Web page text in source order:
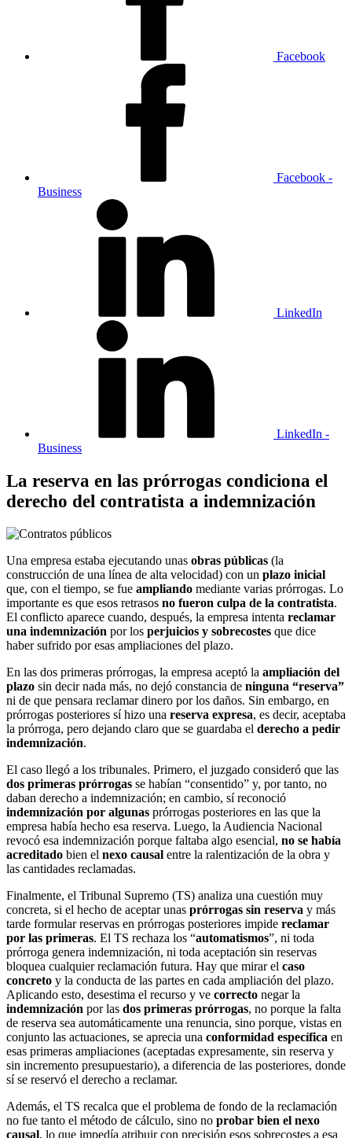
Facebook
Facebook -
Business
LinkedIn
LinkedIn -
Business
La reserva en las prórrogas condiciona el
derecho del contratista a indemnización
Una empresa estaba ejecutando unas obras públicas (la
construcción de una línea de alta velocidad) con un plazo inicial
que, con el tiempo, se fue ampliando mediante varias prórrogas. Lo
importante es que esos retrasos no fueron culpa de la contratista.
El conflicto aparece cuando, después, la empresa intenta reclamar
una indemnización por los perjuicios y sobrecostes que dice
haber sufrido por esas ampliaciones del plazo.
En las dos primeras prórrogas, la empresa aceptó la ampliación del
plazo sin decir nada más, no dejó constancia de ninguna “reserva”
ni de que pensara reclamar dinero por los daños. Sin embargo, en
prórrogas posteriores sí hizo una reserva expresa, es decir, aceptaba
la prórroga, pero dejando claro que se guardaba el derecho a pedir
indemnización.
El caso llegó a los tribunales. Primero, el juzgado consideró que las
dos primeras prórrogas se habían “consentido” y, por tanto, no
daban derecho a indemnización; en cambio, sí reconoció
indemnización por algunas prórrogas posteriores en las que la
empresa había hecho esa reserva. Luego, la Audiencia Nacional
revocó esa indemnización porque faltaba algo esencial, no se había
acreditado bien el nexo causal entre la ralentización de la obra y
las cantidades reclamadas.
Finalmente, el Tribunal Supremo (TS) analiza una cuestión muy
concreta, si el hecho de aceptar unas prórrogas sin reserva y más
tarde formular reservas en prórrogas posteriores impide reclamar
por las primeras. El TS rechaza los “automatismos”, ni toda
prórroga genera indemnización, ni toda aceptación sin reservas
bloquea cualquier reclamación futura. Hay que mirar el caso
concreto y la conducta de las partes en cada ampliación del plazo.
Aplicando esto, desestima el recurso y ve correcto negar la
indemnización por las dos primeras prórrogas, no porque la falta
de reserva sea automáticamente una renuncia, sino porque, vistas en
conjunto las actuaciones, se aprecia una conformidad específica en
esas primeras ampliaciones (aceptadas expresamente, sin reserva y
sin incremento presupuestario), a diferencia de las posteriores, donde
sí se reservó el derecho a reclamar.
Además, el TS recalca que el problema de fondo de la reclamación
no fue tanto el método de cálculo, sino no probar bien el nexo
causal, lo que impedía atribuir con precisión esos sobrecostes a esa